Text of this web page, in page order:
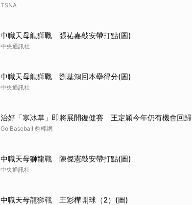
TSNA
中職天母龍獅戰 張祐嘉敲安帶打點(圖)
中央通訊社
中職天母龍獅戰 劉基鴻回本壘得分(圖)
中央通訊社
治好「寒冰掌」即將展開復健賽 王定穎今年仍有機會回歸
Go Baseball 夠棒網
中職天母獅龍戰 陳傑憲敲安帶打點(圖)
中央通訊社
中職天母龍獅戰 王彩樺開球（2）(圖)